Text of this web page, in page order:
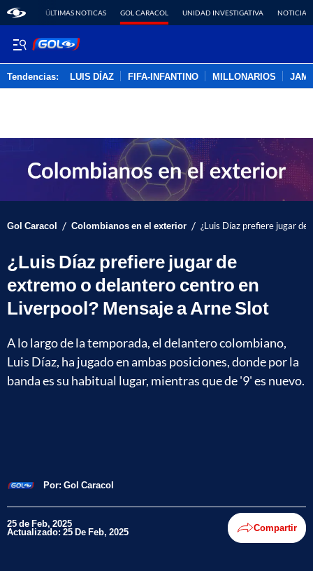
ÚLTIMAS NOTICAS GOL CARACOL UNIDAD INVESTIGATIVA NOTICIAS
Tendencias: LUIS DÍAZ FIFA-INFANTINO MILLONARIOS
Gol Caracol / Colombianos en el exterior / ¿Luis Díaz prefiere jugar
¿Luis Díaz prefiere jugar de
extremo o delantero centro en
Liverpool? Mensaje a Arne Slot
A lo largo de la temporada, el delantero colombiano,
Luis Díaz, ha jugado en ambas posiciones, donde por la
banda es su habitual lugar, mientras que de '9' es nuevo.
Por: Gol Caracol
25 de Feb, 2025
Actualizado: 25 De Feb, 2025 Compartir